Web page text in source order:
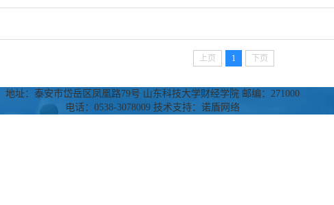
上页 1 下页
地址：泰安市岱岳区凤凰路79号 山东科技大学财经学院 邮编：271000
电话：0538-3078009 技术支持：诺盾网络